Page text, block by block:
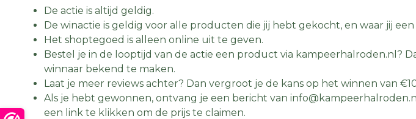
De actie is altijd geldig.
De winactie is geldig voor alle producten die jij hebt gekocht, en waar jij
Het shoptegoed is alleen online uit te geven.
Bestel je in de looptijd van de actie een product via kampeerhalroden.nl?
winnaar bekend te maken.
Laat je meer reviews achter? Dan vergroot je de kans op het winnen van
Als je hebt gewonnen, ontvang je een bericht van
een link te klikken om de prijs te claimen.